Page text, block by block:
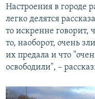
Настроения в городе
легко делятся
то искренне говорит,
то, наоборот, очень
их предала и что
освободили", –